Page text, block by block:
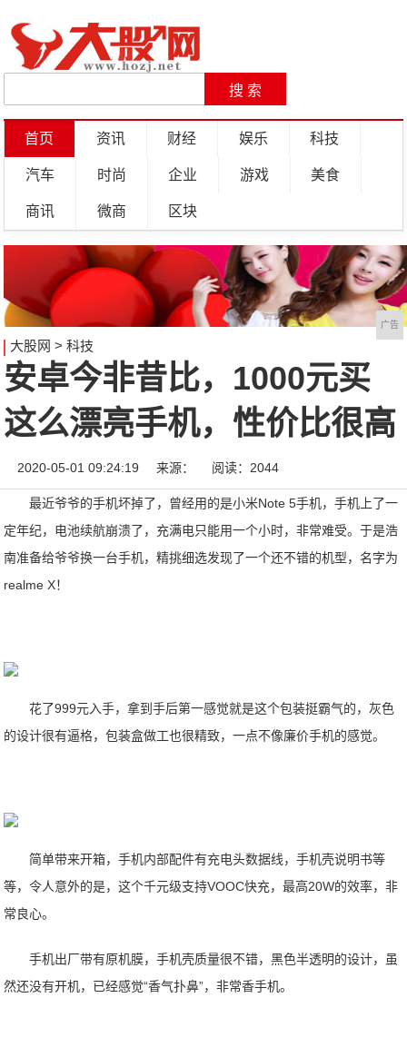
首页 资讯 财经 娱乐 科技
汽车 时尚 企业 游戏 美食
商讯 微商 区块
广告
大股网 > 科技
安卓今非昔比，1000元买
这么漂亮手机，性价比很高
2020-05-01 09:24:19 来源： 阅读：2044
最近爷爷的手机坏掉了，曾经用的是小米Note 5手机，手机上了一
定年纪，电池续航崩溃了，充满电只能用一个小时，非常难受。于是浩
南准备给爷爷换一台手机，精挑细选发现了一个还不错的机型，名字为
realme X！
花了999元入手，拿到手后第一感觉就是这个包装挺霸气的，灰色
的设计很有逼格，包装盒做工也很精致，一点不像廉价手机的感觉。
简单带来开箱，手机内部配件有充电头数据线，手机壳说明书等
等，令人意外的是，这个千元级支持VOOC快充，最高20W的效率，非
常良心。
手机出厂带有原机膜，手机壳质量很不错，黑色半透明的设计，虽
然还没有开机，已经感觉“香气扑鼻”，非常香手机。